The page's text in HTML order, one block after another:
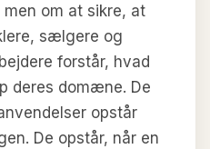
om at sikre, at
sælgere og
forstår, hvad
deres domæne. De
opstår
De opstår, når en